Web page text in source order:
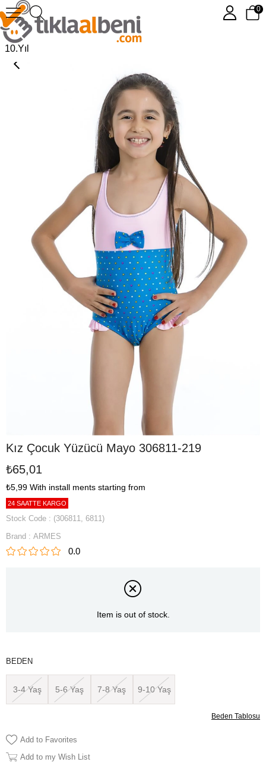
10.Yıl
0
Kız Çocuk Yüzücü Mayo 306811-219
Kız Çocuk Yüzücü Mayo 306811-219
₺65,01
₺5,99 With install ments starting from
24 SAATTE KARGO
Stock Code
(306811, 6811)
Brand : ARMES
0.0
Item is out of stock.
BEDEN
3-4 Yaş 5-6 Yaş 7-8 Yaş 9-10 Yaş
Beden Tablosu
Add to Favorites
Add to my Wish List